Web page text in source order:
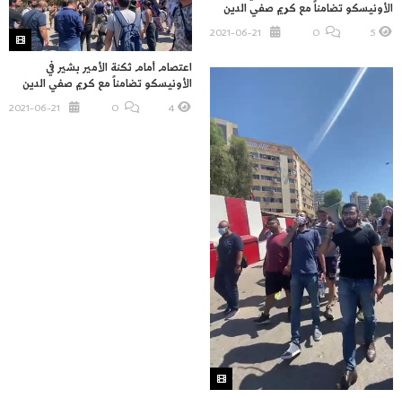
الأونيسكو تضامناً مع كريم صفي الدين
5
اعتصام أمام ثكنة الأمير بشير في
الأونيسكو تضامناً مع كريم صفي الدين
4
O